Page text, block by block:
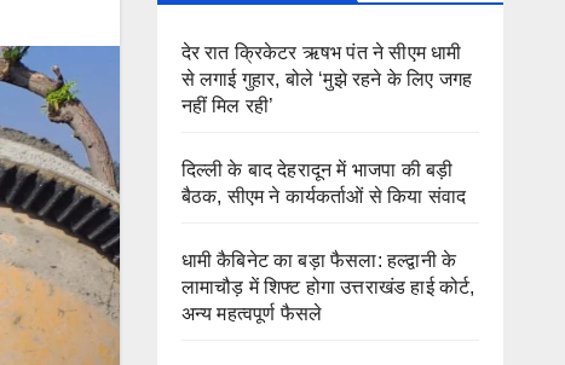
देर रात क्रिकेटर ऋषभ पंत ने सीएम धामी
से लगाई गुहार, बोले ‘मुझे रहने के लिए जगह
नहीं मिल रही’
दिल्ली के बाद देहरादून में भाजपा की बड़ी
बैठक, सीएम ने कार्यकर्ताओं से किया संवाद
धामी कैबिनेट का बड़ा फैसला: हल्द्वानी के
लामाचौड़ में शिफ्ट होगा उत्तराखंड हाई कोर्ट,
अन्य महत्वपूर्ण फैसले